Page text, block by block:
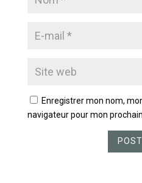
Enregistrer mon nom,
navigateur pour mon